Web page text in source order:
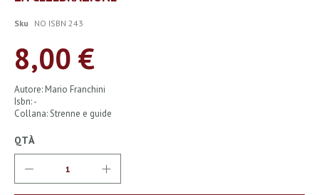
all'inizio
galleria
immagini
Sku NO ISBN 243
8,00 €
Autore: Mario Franchini
Isbn: -
Collana: Strenne e guide
QTÀ